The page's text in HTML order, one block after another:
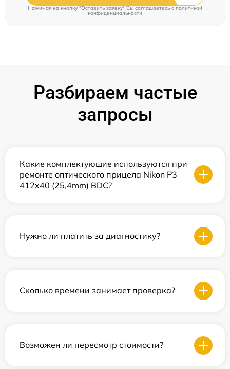
Нажимая на кнопку "Оставить заявку" Вы соглашаетесь cполитикой
конфиденциальности
Разбираем частые
запросы
Какие комплектующие используются при
ремонте оптического прицела Nikon P3
412x40 (25,4mm) BDC?
Нужно ли платить за диагностику?
Сколько времени занимает проверка?
Возможен ли пересмотр стоимости?